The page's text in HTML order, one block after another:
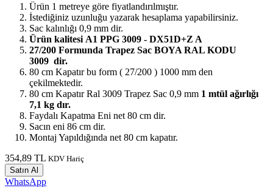
Ürün 1 metreye göre fiyatlandırılmıştır.
İstediğiniz uzunluğu yazarak hesaplama yapabilirsiniz.
Sac kalınlığı 0,9 mm dir.
Ürün kalitesi A1 PPG 3009 - DX51D+Z A
27/200 Formunda Trapez Sac BOYA RAL KODU
3009 dir.
80 cm Kapatır bu form ( 27/200 ) 1000 mm den
çekilmektedir.
80 cm Kapatır Ral 3009 Trapez Sac 0,9 mm 1 mtül ağırlığı
7,1 kg dır.
Faydalı Kapatma Eni net 80 cm dir.
Sacın eni 86 cm dir.
Montaj Yapıldığında net 80 cm kapatır.
354,89 TL KDV Hariç
Satın Al
WhatsApp